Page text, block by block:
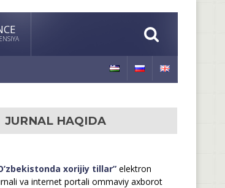
JURNAL HAQIDA
xorijiy tillar”elektron
va internet portali ommaviy axborot